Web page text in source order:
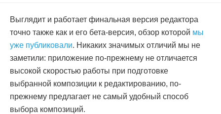
Выглядит и работает финальная версия редактора
точно также как и его бета-версия, обзор которой мы
уже публиковали. Никаких значимых отличий мы не
заметили: приложение по-прежнему не отличается
высокой скоростью работы при подготовке
выбранной композиции к редактированию, по-
прежнему предлагает не самый удобный способ
выбора композиций.